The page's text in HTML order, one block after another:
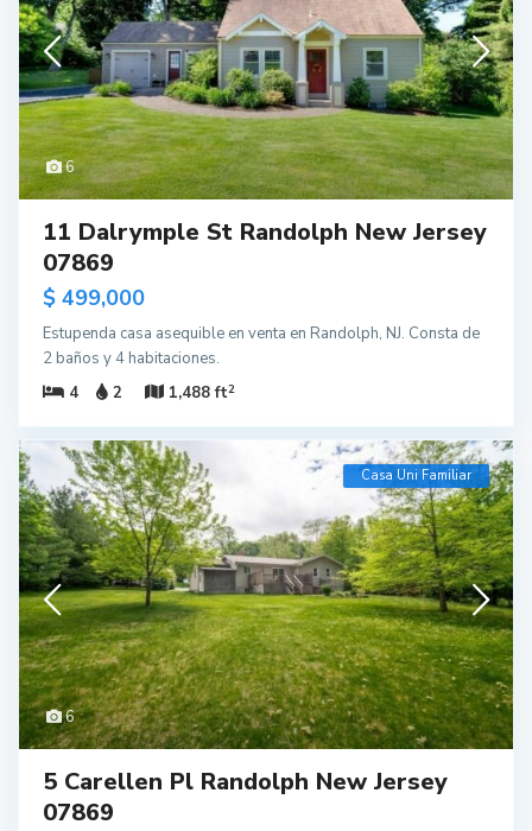
6
11 Dalrymple St Randolph New Jersey
07869
$ 499,000
Estupenda casa asequible en venta en Randolph, NJ. Consta de
2 baños y 4 habitaciones.
4
2 1,488 ft2
6
Casa Uni Familiar
5 Carellen Pl Randolph New Jersey
07869